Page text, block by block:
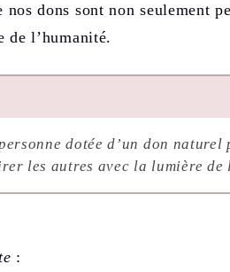
nos dons sont non seulement
de l’humanité.
dotée d’un don naturel
les autres avec la lumière de
: